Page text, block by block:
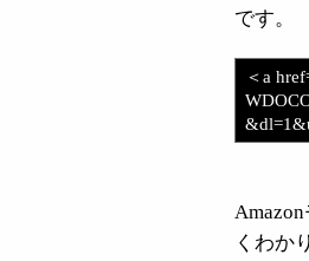
です。
＜a
くわか